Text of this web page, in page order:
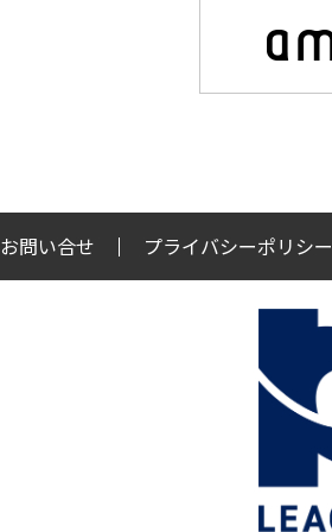
お問い合せ プライバシーポリシー